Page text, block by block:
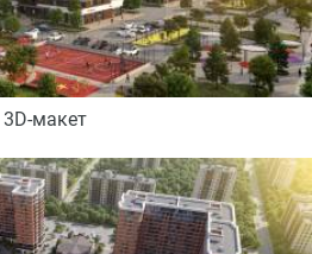
3D-макет